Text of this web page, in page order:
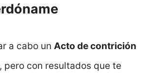
a cabo un Acto de contrición
, pero con resultados que te